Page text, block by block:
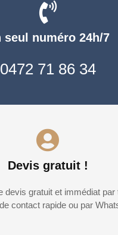
seul numéro 24h/7
0472 71 86 34
Devis gratuit !
devis gratuit et immédiat par
contact rapide ou par